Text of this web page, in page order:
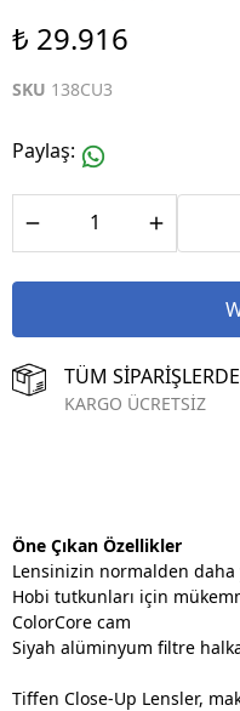
₺ 29.916
SKU 138CU3
Paylaş:
TÜM SİPARİŞLERDE
KARGO ÜCRETSİZ
Öne Çıkan Özellikler
Lensinizin normalden daha
Hobi tutkunları için
ColorCore cam
Siyah alüminyum filtre
Tiffen Close-Up Lensler,